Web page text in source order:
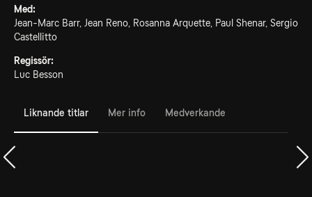
Med:
Jean-Marc Barr, Jean Reno, Rosanna Arquette, Paul Shenar, Sergio
Castellitto
Regissör:
Luc Besson
Liknande titlar Mer info Medverkande